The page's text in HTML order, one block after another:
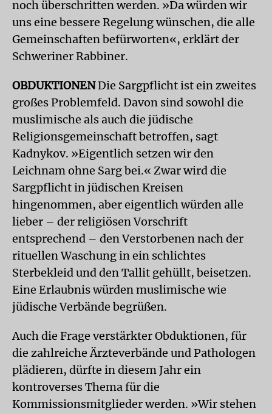
noch überschritten werden. »Da würden wir
uns eine bessere Regelung wünschen, die alle
Gemeinschaften befürworten«, erklärt der
Schweriner Rabbiner.
OBDUKTIONENDie Sargpflicht ist ein zweites
großes Problemfeld. Davon sind sowohl die
muslimische als auch die jüdische
Religionsgemeinschaft betroffen, sagt
Kadnykov. »Eigentlich setzen wir den
Leichnam ohne Sarg bei.« Zwar wird die
Sargpflicht in jüdischen Kreisen
hingenommen, aber eigentlich würden alle
lieber – der religiösen Vorschrift
entsprechend – den Verstorbenen nach der
rituellen Waschung in ein schlichtes
Sterbekleid und den Tallit gehüllt, beisetzen.
Eine Erlaubnis würden muslimische wie
jüdische Verbände begrüßen.
Auch die Frage verstärkter Obduktionen, für
die zahlreiche Ärzteverbände und Pathologen
plädieren, dürfte in diesem Jahr ein
kontroverses Thema für die
Kommissionsmitglieder werden. »Wir stehen